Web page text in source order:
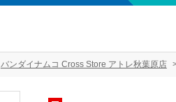
バンダイナムコ Cross Store アトレ秋葉原店